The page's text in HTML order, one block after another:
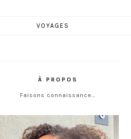
VOYAGES
À PROPOS
Faisons connaissance…